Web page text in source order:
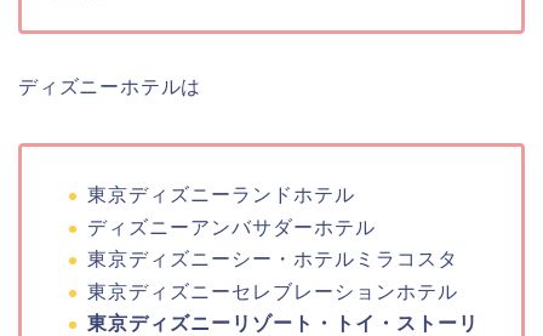
ディズニーホテルは
東京ディズニーランドホテル
ディズニーアンバサダーホテル
東京ディズニーシー・ホテルミラコスタ
東京ディズニーセレブレーションホテル
東京ディズニーリゾート・トイ・ストーリ